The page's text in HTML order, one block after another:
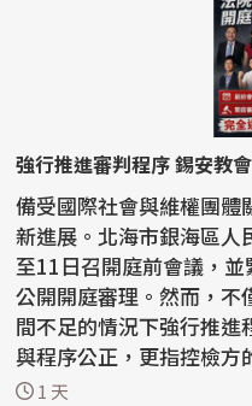
強行推進審判程序 錫安教
備受國際社會與維權團
新進展。北海市銀海區
至11日召開庭前會議，
公開開庭審理。然而，不
間不足的情況下強行推進
與程序公正，更指控檢方
教活動...
1 天